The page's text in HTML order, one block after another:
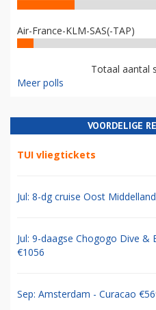
Air-France-KLM-SAS(-TAP)
Totaal aantal
Meer polls
VOORDELIGE
TUI vliegtickets
Jul: 8-dg cruise Oost
Jul: 9-daagse Chogogo Dive &
€1056
Sep: Amsterdam - Curacao